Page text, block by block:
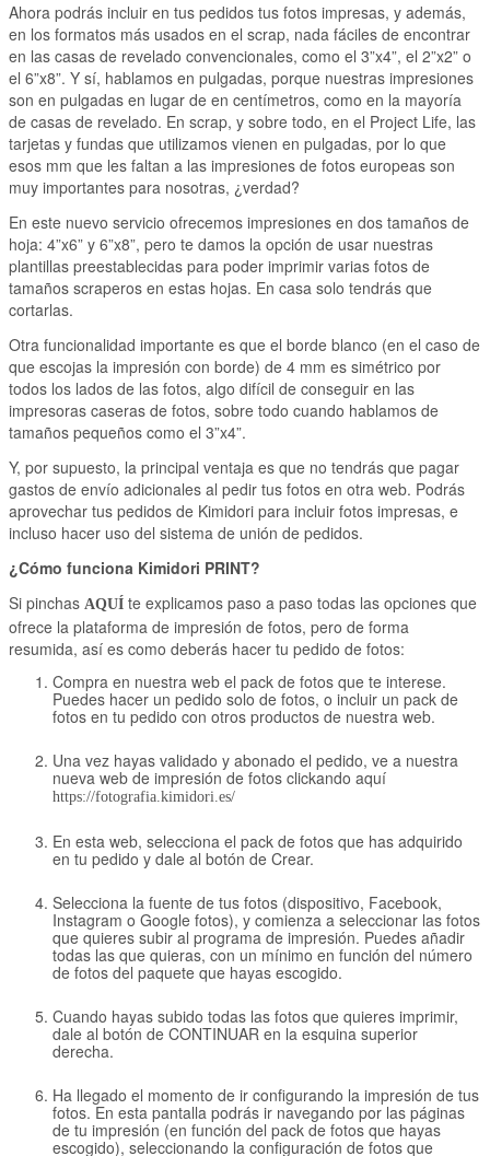
Ahora podrás incluir en tus pedidos tus fotos impresas, y además,
en los formatos más usados en el scrap, nada fáciles de encontrar
en las casas de revelado convencionales, como el 3”x4”, el 2”x2” o
el 6”x8”. Y sí, hablamos en pulgadas, porque nuestras impresiones
son en pulgadas en lugar de en centímetros, como en la mayoría
de casas de revelado. En scrap, y sobre todo, en el Project Life, las
tarjetas y fundas que utilizamos vienen en pulgadas, por lo que
esos mm que les faltan a las impresiones de fotos europeas son
muy importantes para nosotras, ¿verdad?
En este nuevo servicio ofrecemos impresiones en dos tamaños de
hoja: 4”x6” y 6”x8”, pero te damos la opción de usar nuestras
plantillas preestablecidas para poder imprimir varias fotos de
tamaños scraperos en estas hojas. En casa solo tendrás que
cortarlas.
Otra funcionalidad importante es que el borde blanco (en el caso de
que escojas la impresión con borde) de 4 mm es simétrico por
todos los lados de las fotos, algo difícil de conseguir en las
impresoras caseras de fotos, sobre todo cuando hablamos de
tamaños pequeños como el 3”x4”.
Y, por supuesto, la principal ventaja es que no tendrás que pagar
gastos de envío adicionales al pedir tus fotos en otra web. Podrás
aprovechar tus pedidos de Kimidori para incluir fotos impresas, e
incluso hacer uso del sistema de unión de pedidos.
¿Cómo funciona Kimidori PRINT?
Si pinchas AQUÍ te explicamos paso a paso todas las opciones que
ofrece la plataforma de impresión de fotos, pero de forma
resumida, así es como deberás hacer tu pedido de fotos:
Compra en nuestra web el pack de fotos que te interese.
Puedes hacer un pedido solo de fotos, o incluir un pack de
fotos en tu pedido con otros productos de nuestra web.
Una vez hayas validado y abonado el pedido, ve a nuestra
nueva web de impresión de fotos clickando aquí
https://fotografia.kimidori.es/
En esta web, selecciona el pack de fotos que has adquirido
en tu pedido y dale al botón de Crear.
Selecciona la fuente de tus fotos (dispositivo, Facebook,
Instagram o Google fotos), y comienza a seleccionar las fotos
que quieres subir al programa de impresión. Puedes añadir
todas las que quieras, con un mínimo en función del número
de fotos del paquete que hayas escogido.
Cuando hayas subido todas las fotos que quieres imprimir,
dale al botón de CONTINUAR en la esquina superior
derecha.
Ha llegado el momento de ir configurando la impresión de tus
fotos. En esta pantalla podrás ir navegando por las páginas
de tu impresión (en función del pack de fotos que hayas
escogido), seleccionando la configuración de fotos que